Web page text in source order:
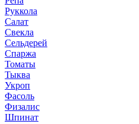
Руккола
Салат
Свекла
Сельдерей
Спаржа
Томаты
Тыква
Укроп
Фасоль
Физалис
Шпинат